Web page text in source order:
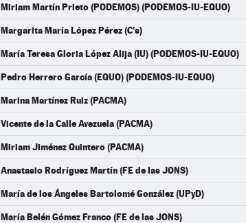
Miriam Martín Prieto (PODEMOS) (PODEMOS-IU-EQUO)
Margarita María López Pérez (C's)
María Teresa Gloria López Alija (IU) (PODEMOS-IU-EQUO)
Pedro Herrero García (EQUO) (PODEMOS-IU-EQUO)
Marina Martínez Ruiz (PACMA)
Vicente de la Calle Avezuela (PACMA)
Miriam Jiménez Quintero (PACMA)
Anastasio Rodríguez Martín (FE de las JONS)
María de los Ángeles Bartolomé González (UPyD)
María Belén Gómez Franco (FE de las JONS)